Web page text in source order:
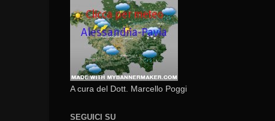
A cura del Dott. Marcello Poggi
SEGUICI SU